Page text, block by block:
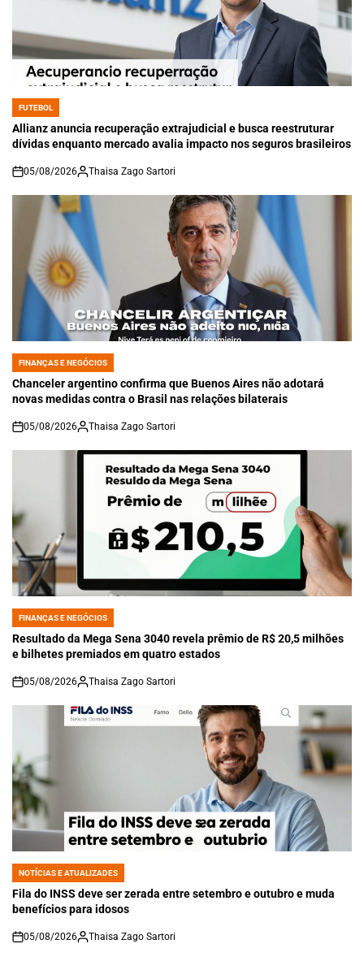
POSTED
IN
FUTEBOL
Allianz anuncia recuperação extrajudicial e busca reestruturar
dívidas enquanto mercado avalia impacto nos seguros brasileiros
on
05/08/2026 Thaisa Zago Sartori
POSTED
IN
FINANÇAS E NEGÓCIOS
Chanceler argentino confirma que Buenos Aires não adotará
novas medidas contra o Brasil nas relações bilaterais
on
05/08/2026 Thaisa Zago Sartori
POSTED
IN
FINANÇAS E NEGÓCIOS
Resultado da Mega Sena 3040 revela prêmio de R$ 20,5 milhões
e bilhetes premiados em quatro estados
on
05/08/2026 Thaisa Zago Sartori
POSTED
IN
NOTÍCIAS E ATUALIZADES
Fila do INSS deve ser zerada entre setembro e outubro e muda
benefícios para idosos
on
05/08/2026 Thaisa Zago Sartori